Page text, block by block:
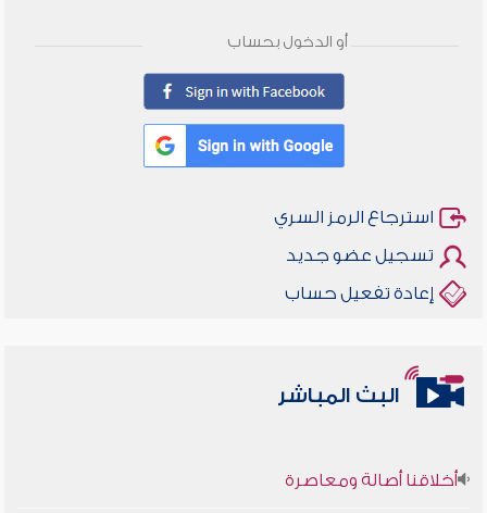
أو الدخول بحساب
استرجاع الرمز السري
تسجيل عضو جديد
إعادة تفعيل حساب
البث المباشر
أخلاقنا أصالة ومعاصرة